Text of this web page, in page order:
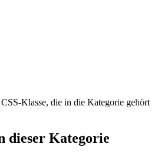
Klasse, die in die Kategorie gehört
dieser Kategorie